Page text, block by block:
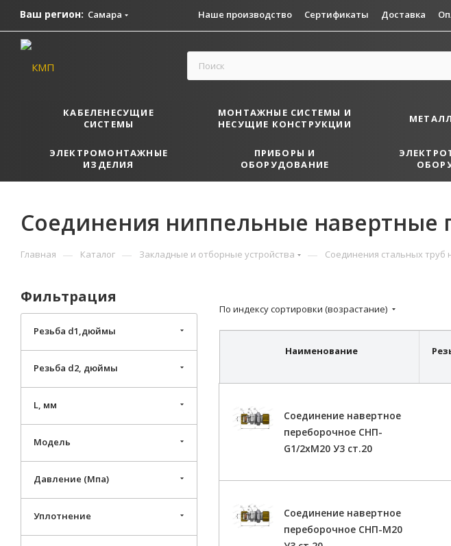
Ваш регион: Самара Наше производство Сертификаты Доставка
КАБЕЛЕНЕСУЩИЕ
СИСТЕМЫ
МОНТАЖНЫЕ СИСТЕМЫ И
НЕСУЩИЕ КОНСТРУКЦИИ
ЭЛЕКТРОМОНТАЖНЫЕ
ИЗДЕЛИЯ
ПРИБОРЫ И
ОБОРУДОВАНИЕ
Соединения ниппельные навертные
Главная — Каталог — Закладные и отборные устройства — Соединения стальных
По индексу сортировки (возрастание)
Наименование
Соединение навертное
переборочное СНП-
G1/2хМ20 У3 ст.20
Соединение навертное
переборочное СНП-М20
Фильтрация
Резьба d1,дюймы
Резьба d2, дюймы
L, мм
Модель
Давление (Мпа)
Уплотнение